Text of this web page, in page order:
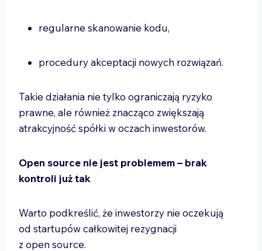
regularne skanowanie kodu,
procedury akceptacji nowych rozwiązań.
Takie działania nie tylko ograniczają ryzyko
prawne, ale również znacząco zwiększają
atrakcyjność spółki w oczach inwestorów.
Open source nie jest problemem – brak
kontroli już tak
Warto podkreślić, że inwestorzy nie oczekują
od startupów całkowitej rezygnacji
z open source.